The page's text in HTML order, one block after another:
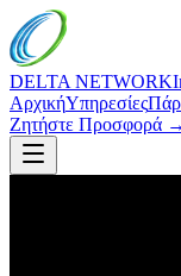
DELTA NETWORK
ΑρχικήΥπηρεσίες
Ζητήστε Προσφορά →